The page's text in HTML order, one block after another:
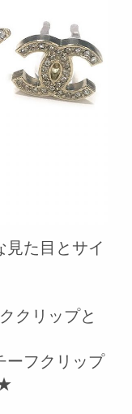
見た目とサイ
クリップと
ーフクリップ